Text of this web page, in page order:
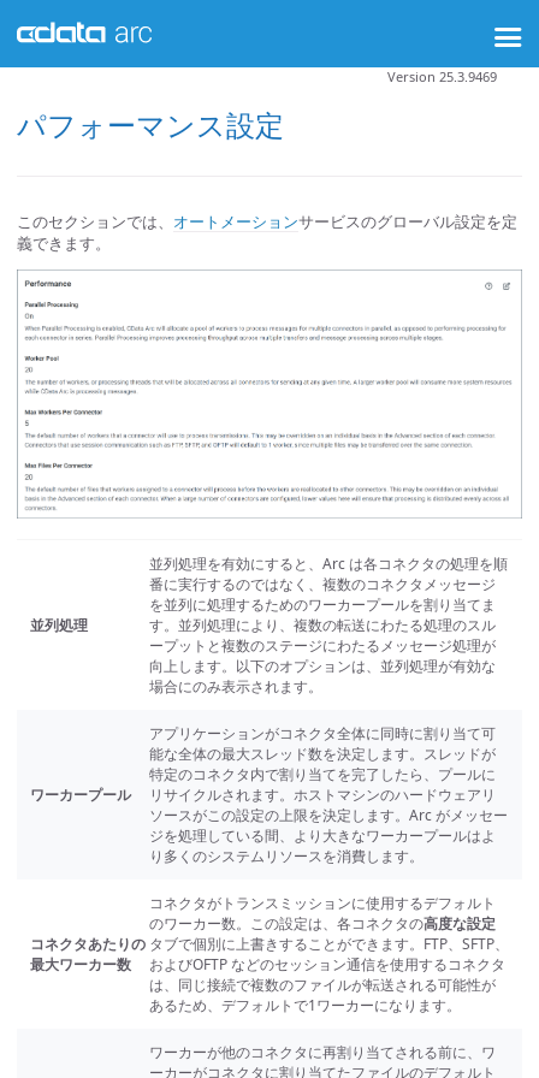
パフォーマンス設定
Version 25.3.9469
このセクションでは、 オートメーションサービスのグローバル設定を定
義できます。
並列処理
並列処理を有効にすると、Arc は各コネクタの処理を順
番に実行するのではなく、複数のコネクタメッセージ
を並列に処理するためのワーカープールを割り当てま
す。並列処理により、複数の転送にわたる処理のスル
ープットと複数のステージにわたるメッセージ処理が
向上します。以下のオプションは、並列処理が有効な
場合にのみ表示されます。
ワーカープール
アプリケーションがコネクタ全体に同時に割り当て可
能な全体の最大スレッド数を決定します。スレッドが
特定のコネクタ内で割り当てを完了したら、プールに
リサイクルされます。ホストマシンのハードウェアリ
ソースがこの設定の上限を決定します。Arc がメッセー
ジを処理している間、より大きなワーカープールはよ
り多くのシステムリソースを消費します。
コネクタあたりの
最大ワーカー数
コネクタがトランスミッションに使用するデフォルト
のワーカー数。この設定は、各コネクタの高度な設定
タブで個別に上書きすることができます。FTP、SFTP、
およびOFTP などのセッション通信を使用するコネクタ
は、同じ接続で複数のファイルが転送される可能性が
あるため、デフォルトで1ワーカーになります。
ワーカーが他のコネクタに再割り当てされる前に、ワ
ーカーがコネクタに割り当てたファイルのデフォルト